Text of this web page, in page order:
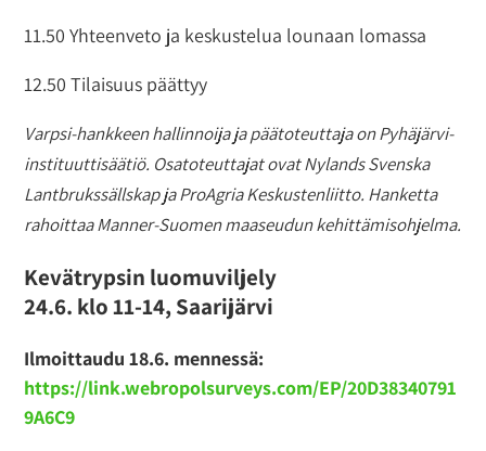
11.50 Yhteenveto ja keskustelua lounaan lomassa
12.50 Tilaisuus päättyy
Varpsi-hankkeen hallinnoija ja päätoteuttaja on Pyhäjärvi-
instituuttisäätiö. Osatoteuttajat ovat Nylands Svenska
Lantbrukssällskap ja ProAgria Keskustenliitto. Hanketta
rahoittaa Manner-Suomen maaseudun kehittämisohjelma.
Kevätrypsin luomuviljely
24.6. klo 11-14, Saarijärvi
Ilmoittaudu 18.6. mennessä:
https://link.webropolsurveys.com/EP/20D38340791
9A6C9